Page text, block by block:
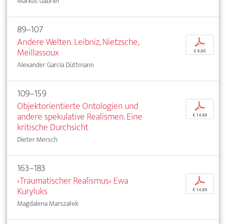
89–107
Andere Welten. Leibniz, Nietzsche,
Meillassoux
Alexander García Düttmann
p
€ 9,95
109–159
Objektorientierte Ontologien und
andere spekulative Realismen. Eine
kritische Durchsicht
Dieter Mersch
p
€ 14,95
163–183
›Traumatischer Realismus‹ Ewa
Kuryluks
Magdalena Marszałek
p
€ 14,95